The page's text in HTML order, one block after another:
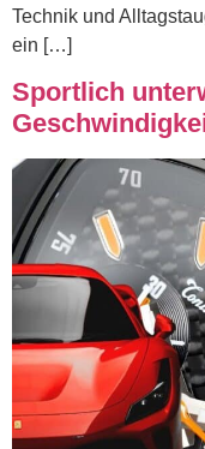
Technik und
ein […]
Sportlich